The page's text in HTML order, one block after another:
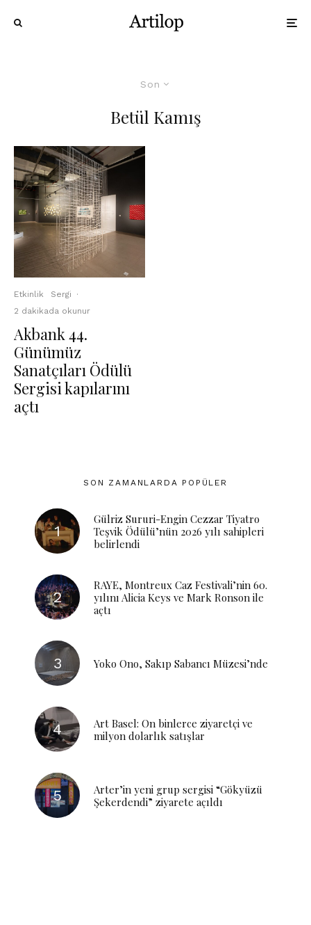
Son
Betül Kamış
Etkinlik Sergi
·
2 dakikada okunur
Akbank 44.
Günümüz
Sanatçıları Ödülü
Sergisi kapılarını
açtı
SON ZAMANLARDA POPÜLER
Gülriz Sururi-Engin Cezzar Tiyatro
Teşvik Ödülü’nün 2026 yılı sahipleri
belirlendi
RAYE, Montreux Caz Festivali’nin 60.
yılını Alicia Keys ve Mark Ronson ile
açtı
Yoko Ono, Sakıp Sabancı Müzesi’nde
Art Basel: On binlerce ziyaretçi ve
milyon dolarlık satışlar
Arter’in yeni grup sergisi “Gökyüzü
Şekerdendi” ziyarete açıldı